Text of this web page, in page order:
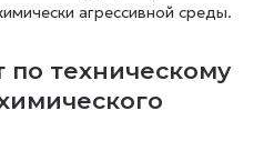
агрессивной среды.